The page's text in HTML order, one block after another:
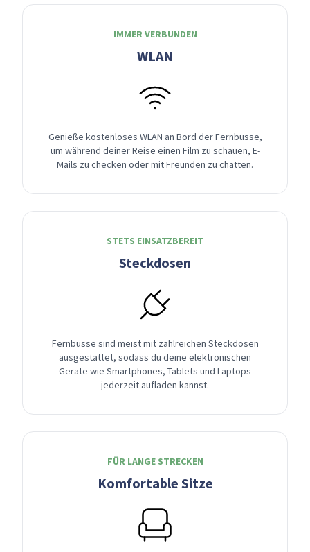
IMMER VERBUNDEN
WLAN
Genieße kostenloses WLAN an Bord der Fernbusse,
um während deiner Reise einen Film zu schauen, E-
Mails zu checken oder mit Freunden zu chatten.
STETS EINSATZBEREIT
Steckdosen
Fernbusse sind meist mit zahlreichen Steckdosen
ausgestattet, sodass du deine elektronischen
Geräte wie Smartphones, Tablets und Laptops
jederzeit aufladen kannst.
FÜR LANGE STRECKEN
Komfortable Sitze